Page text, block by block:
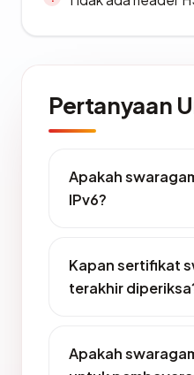
Pertanyaan
Apakah
IPv6?
Kapan sertifikat
terakhir
Apakah